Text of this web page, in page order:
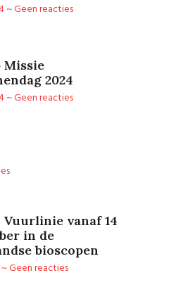
Geen reacties
Missie
2024
Geen reacties
vanaf 14
in de
bioscopen
Geen reacties